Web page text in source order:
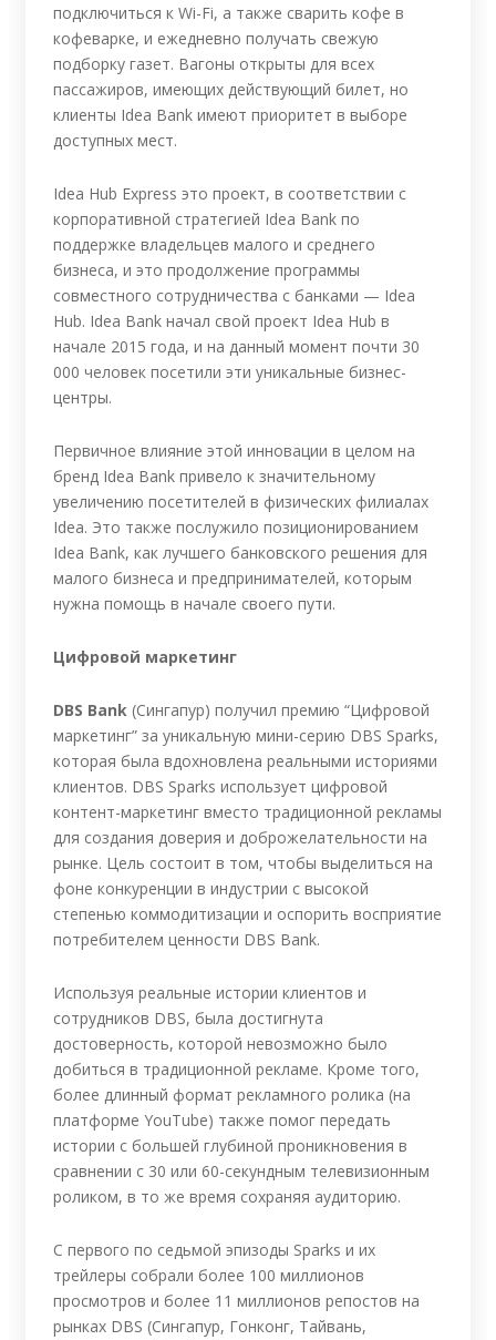
подключиться к Wi-Fi, а также сварить кофе в
кофеварке, и ежедневно получать свежую
подборку газет. Вагоны открыты для всех
пассажиров, имеющих действующий билет, но
клиенты Idea Bank имеют приоритет в выборе
доступных мест.
Idea Hub Express это проект, в соответствии с
корпоративной стратегией Idea Bank по
поддержке владельцев малого и среднего
бизнеса, и это продолжение программы
совместного сотрудничества с банками — Idea
Hub. Idea Bank начал свой проект Idea Hub в
начале 2015 года, и на данный момент почти 30
000 человек посетили эти уникальные бизнес-
центры.
Первичное влияние этой инновации в целом на
бренд Idea Bank привело к значительному
увеличению посетителей в физических филиалах
Idea. Это также послужило позиционированием
Idea Bank, как лучшего банковского решения для
малого бизнеса и предпринимателей, которым
нужна помощь в начале своего пути.
Цифровой маркетинг
DBS Bank (Сингапур) получил премию “Цифровой
маркетинг” за уникальную мини-серию DBS Sparks,
которая была вдохновлена реальными историями
клиентов. DBS Sparks использует цифровой
контент-маркетинг вместо традиционной рекламы
для создания доверия и доброжелательности на
рынке. Цель состоит в том, чтобы выделиться на
фоне конкуренции в индустрии с высокой
степенью коммодитизации и оспорить восприятие
потребителем ценности DBS Bank.
Используя реальные истории клиентов и
сотрудников DBS, была достигнута
достоверность, которой невозможно было
добиться в традиционной рекламе. Кроме того,
более длинный формат рекламного ролика (на
платформе YouTube) также помог передать
истории с большей глубиной проникновения в
сравнении с 30 или 60-секундным телевизионным
роликом, в то же время сохраняя аудиторию.
С первого по седьмой эпизоды Sparks и их
трейлеры собрали более 100 миллионов
просмотров и более 11 миллионов репостов на
рынках DBS (Сингапур, Гонконг, Тайвань,